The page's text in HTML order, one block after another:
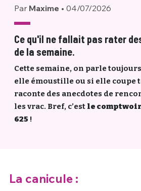
Par Maxime • 04/07/2026
Ce qu'il ne fallait pas rater
de la semaine.
Cette semaine, on parle
elle émoustille ou si elle coupe
raconte des anecdotes de
les vrac. Bref, c’est le
625 !
La canicule :
EMAIL*
PASSWORD*
PSEUDO
CONNEXION
C'EST PARTI
Ma propre
M'INSCRIRE
ME